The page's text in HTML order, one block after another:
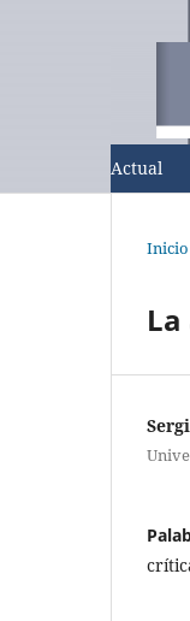
Actual
Inicio